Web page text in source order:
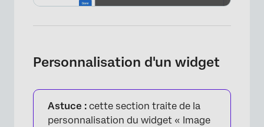
Personnalisation d'un widget
Astuce : cette section traite de la
personnalisation du widget « Image